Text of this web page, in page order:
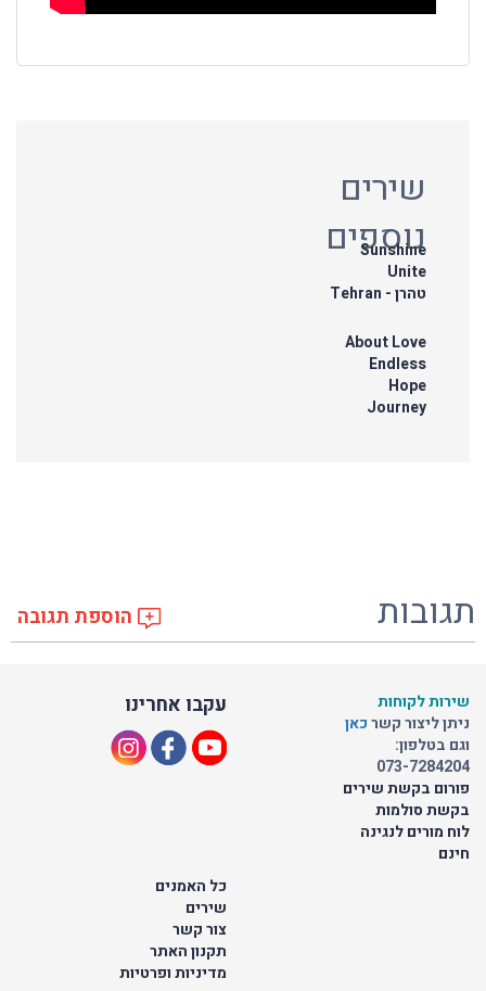
שירים
נוספים
Sunshine
Unite
טהרן - Tehran
About Love
Endless
Hope
Journey
תגובות הוספת תגובה
עקבו אחרינו
שירות לקוחות
ניתן ליצור קשרכאן
וגם בטלפון:
073-7284204
פורום בקשת שירים
בקשת סולמות
לוח מורים לנגינה
חינם
כל האמנים
שירים
צור קשר
תקנון האתר
מדיניות ופרטיות